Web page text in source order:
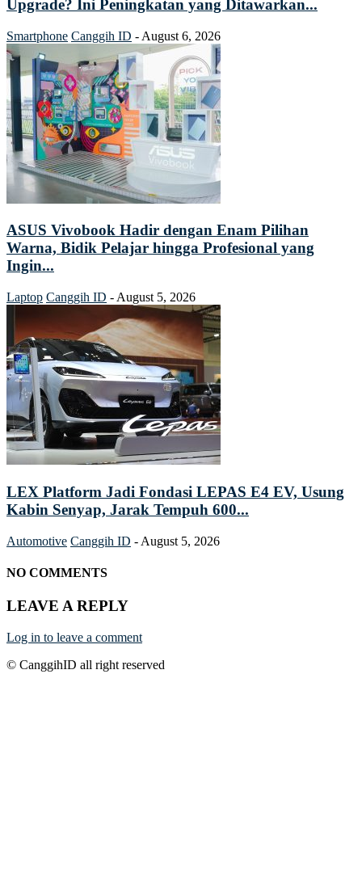
Upgrade? Ini Peningkatan yang Ditawarkan...
Smartphone Canggih ID - August 6, 2026
ASUS Vivobook Hadir dengan Enam Pilihan
Warna, Bidik Pelajar hingga Profesional yang
Ingin...
Laptop Canggih ID - August 5, 2026
LEX Platform Jadi Fondasi LEPAS E4 EV, Usung
Kabin Senyap, Jarak Tempuh 600...
Automotive Canggih ID - August 5, 2026
NO COMMENTS
LEAVE A REPLY
Log in to leave a comment
© CanggihID all right reserved